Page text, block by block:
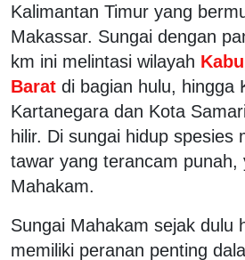
Kalimantan Timur yang
Makassar. Sungai dengan
km ini melintasi wilayah
Barat di bagian hulu, hingga
Kartanegara dan Kota
hilir. Di sungai hidup spesies
tawar yang terancam punah,
Mahakam.
Sungai Mahakam sejak dulu
memiliki peranan penting